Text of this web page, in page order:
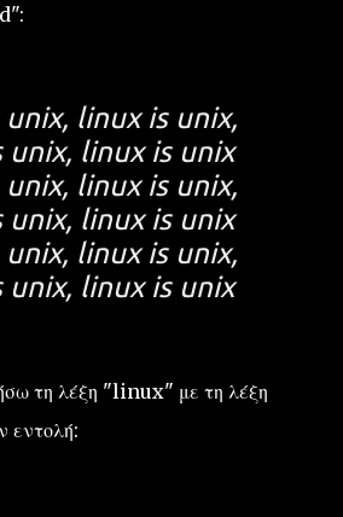
linux is unix,
unix, linux is unix
linux is unix,
unix, linux is unix
linux is unix,
unix, linux is unix
τη λέξη "linux" με τη λέξη